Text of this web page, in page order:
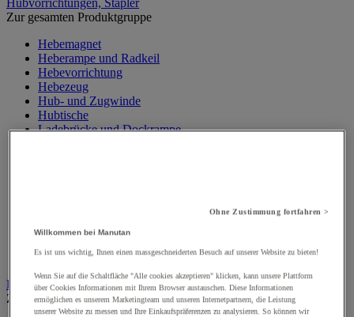
Zur gesamten Produktgruppe
Hebemagnet
Heberampe und Radkeil
Hebevorrichtung
Hebezeug
Hub- und Zugwinde
Hubtische
Ladebrücke und Dockrampe
Traverse
Zylinder
Hubwagen
Zur gesamten Produktgruppe
Ohne Zustimmung fortfahren >
Willkommen bei Manutan
Es ist uns wichtig, Ihnen einen massgeschneiderten Besuch auf unserer Website zu bieten!
Wenn Sie auf die Schaltfläche "Alle cookies akzeptieren" klicken, kann unsere Plattform
über Cookies Informationen mit Ihrem Browser austauschen. Diese Informationen
ermöglichen es unserem Marketingteam und unseren Internetpartnern, die Leistung
unserer Website zu messen und Ihre Einkaufspräferenzen zu analysieren. So können wir